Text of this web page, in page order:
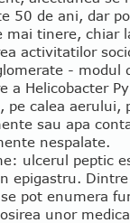
50 de ani, dar
mai tinere, chiar
activitatilor
- modul
a Helicobacter
pe calea
sau apa
nespalate.
ulcerul peptic
epigastru.
pot enumera
unor